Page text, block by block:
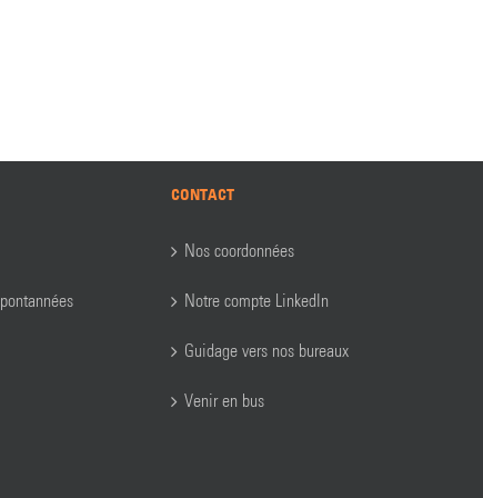
CONTACT
Nos coordonnées
Notre compte LinkedIn
Guidage vers nos bureaux
Venir en bus